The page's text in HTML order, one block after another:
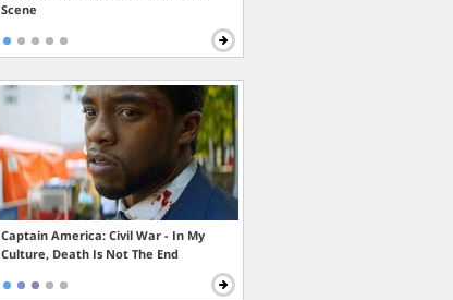
Scene
Captain America: Civil War - In My
Culture, Death Is Not The End